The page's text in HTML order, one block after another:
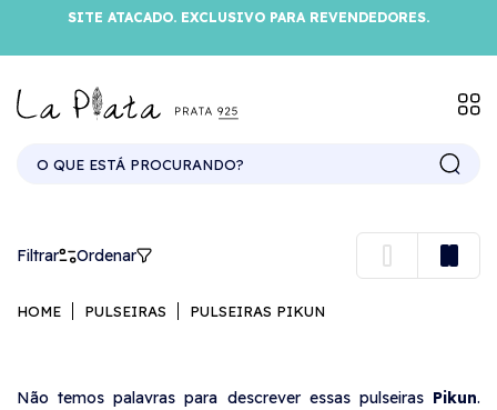
SITE ATACADO. EXCLUSIVO PARA REVENDEDORES.
Filtrar Ordenar
HOME PULSEIRAS PULSEIRAS PIKUN
Não temos palavras para descrever essas pulseiras Pikun.